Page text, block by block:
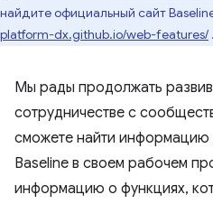
найдите официальный сайт
platform-dx.github.io/web-features/ .
Мы рады продолжать
сотрудничестве с
сможете найти информацию
Baseline в своем рабочем
информацию о функциях,